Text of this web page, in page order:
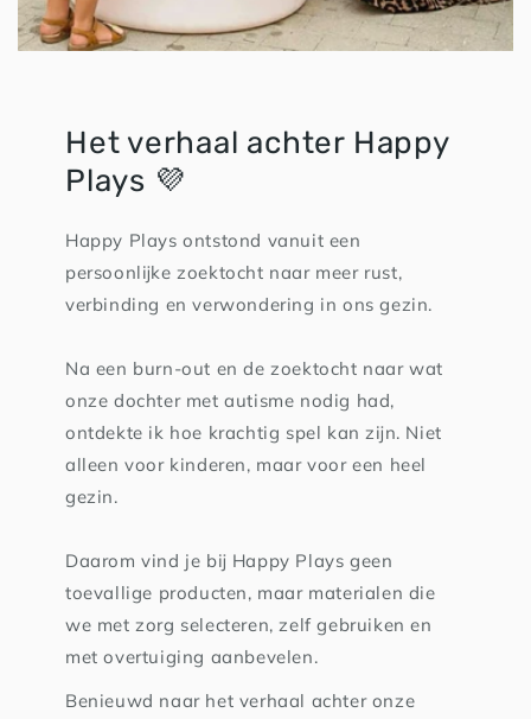
Het verhaal achter Happy
Plays 💜
Happy Plays ontstond vanuit een
persoonlijke zoektocht naar meer rust,
verbinding en verwondering in ons gezin.
Na een burn-out en de zoektocht naar wat
onze dochter met autisme nodig had,
ontdekte ik hoe krachtig spel kan zijn. Niet
alleen voor kinderen, maar voor een heel
gezin.
Daarom vind je bij Happy Plays geen
toevallige producten, maar materialen die
we met zorg selecteren, zelf gebruiken en
met overtuiging aanbevelen.
Benieuwd naar het verhaal achter onze